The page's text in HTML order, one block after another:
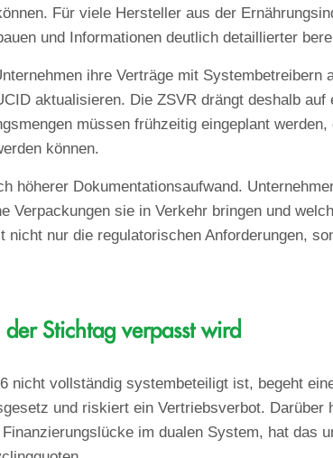
Für viele Hersteller aus der
und Informationen deutlich detaillierter
ihre Verträge mit Systembetreibern
aktualisieren. Die ZSVR drängt deshalb
müssen frühzeitig eingeplant
können.
höherer Dokumentationsaufwand.
Verpackungen sie in Verkehr bringen und
nicht nur die regulatorischen Anforderungen,
Stichtag verpasst wird
nicht vollständig systembeteiligt ist, begeht
und riskiert ein Vertriebsverbot. Darüber
im dualen System, hat das